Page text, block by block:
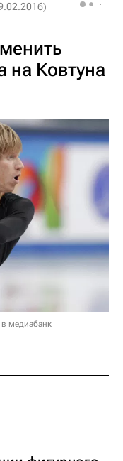
на Ковтуна
в медиабанк